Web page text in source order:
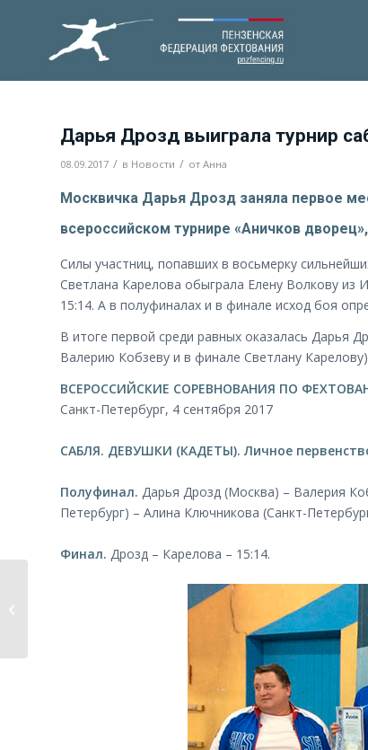
Дарья Дрозд выиграла турнир
08.09.2017 / в Новости / от Анна
Москвичка Дарья Дрозд заняла первое
всероссийском турнире «Аничков
Силы участниц, попавших в восьмерку
Светлана Карелова обыграла Елену Волкову из
15:14. А в полуфиналах и в финале исход боя
В итоге первой среди равных оказалась Дарья
Валерию Кобзеву и в финале Светлану
ВСЕРОССИЙСКИЕ СОРЕВНОВАНИЯ ПО
Санкт-Петербург, 4 сентября 2017
САБЛЯ. ДЕВУШКИ (КАДЕТЫ). Личное
Полуфинал. Дарья Дрозд (Москва) – Валерия
Петербург) – Алина Ключникова (Санкт-
Финал. Дрозд – Карелова – 15:14.